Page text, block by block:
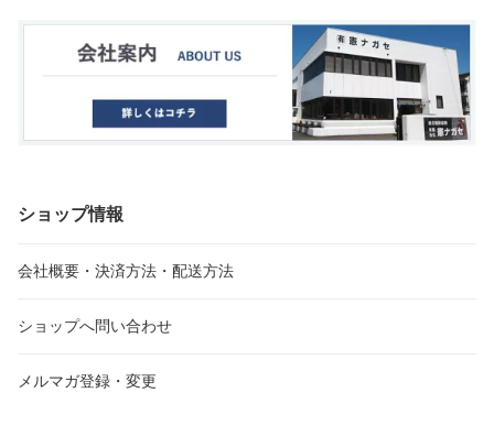
ショップ情報
会社概要・決済方法・配送方法
ショップへ問い合わせ
メルマガ登録・変更